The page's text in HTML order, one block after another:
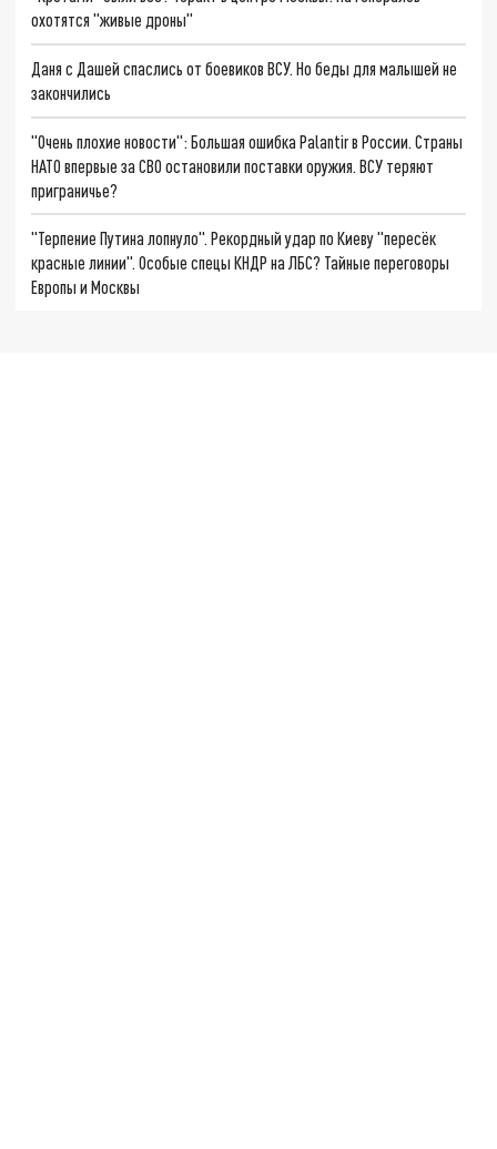
охотятся "живые дроны"
Даня с Дашей спаслись от боевиков ВСУ. Но беды для малышей не
закончились
"Очень плохие новости": Большая ошибка Palantir в России. Страны
НАТО впервые за СВО остановили поставки оружия. ВСУ теряют
приграничье?
"Терпение Путина лопнуло". Рекордный удар по Киеву "пересёк
красные линии". Особые спецы КНДР на ЛБС? Тайные переговоры
Европы и Москвы